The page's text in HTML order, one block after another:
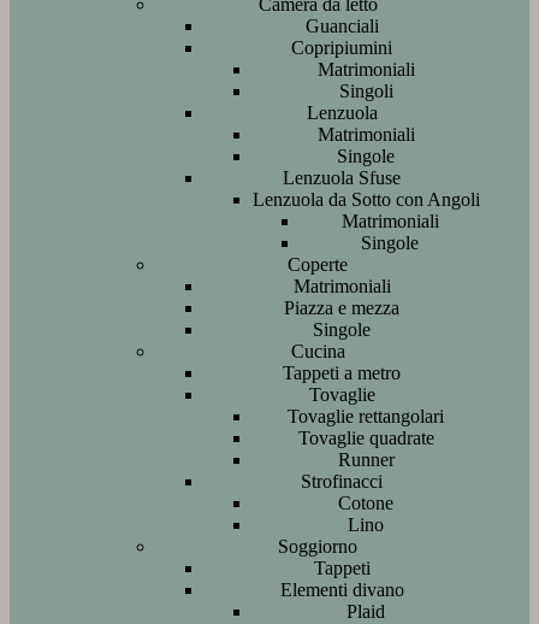
Camera da letto
Guanciali
Copripiumini
Matrimoniali
Singoli
Lenzuola
Matrimoniali
Singole
Lenzuola Sfuse
Lenzuola da Sotto con Angoli
Matrimoniali
Singole
Coperte
Matrimoniali
Piazza e mezza
Singole
Cucina
Tappeti a metro
Tovaglie
Tovaglie rettangolari
Tovaglie quadrate
Runner
Strofinacci
Cotone
Lino
Soggiorno
Tappeti
Elementi divano
Plaid